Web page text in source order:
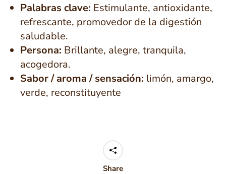
Palabras clave: Estimulante, antioxidante,
refrescante, promovedor de la digestión
saludable.
Persona: Brillante, alegre, tranquila,
acogedora.
Sabor / aroma / sensación: limón, amargo,
verde, reconstituyente
Share